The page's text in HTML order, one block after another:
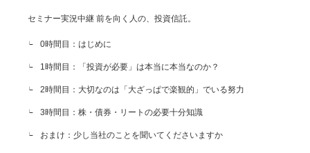
セミナー実況中継 前を向く人の、投資信託。
0時間目：はじめに
1時間目：「投資が必要」は本当に本当なのか？
2時間目：大切なのは「大ざっぱで楽観的」でいる努力
3時間目：株・債券・リートの必要十分知識
おまけ：少し当社のことを聞いてくださいますか